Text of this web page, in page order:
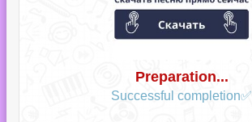
Preparation...
Successful completion✅